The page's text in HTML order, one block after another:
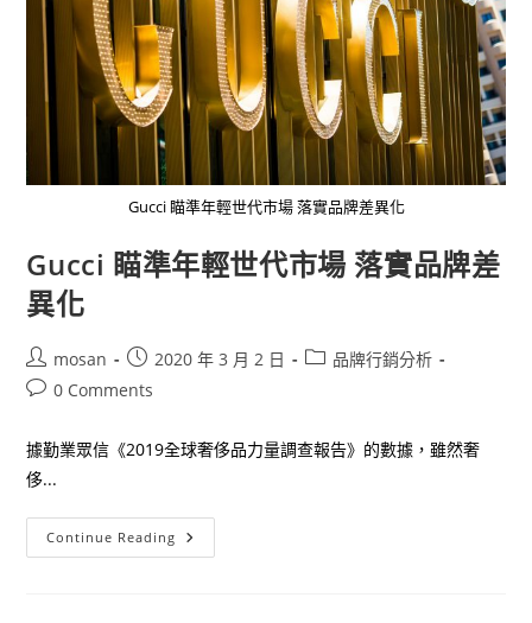
Gucci 瞄準年輕世代市場 落實品牌差異化
Gucci 瞄準年輕世代市場 落實品牌差
異化
Post
author:
mosan
Post
published:
2020 年 3 月 2 日
Post品牌行銷分析
Post0 Comments
據勤業眾信《2019全球奢侈品力量調查報告》的數據，雖然奢
侈...
Continue Reading Gucci
瞄